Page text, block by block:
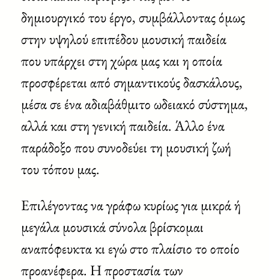
δημιουργικό του έργο, συμβάλλοντας όμως
στην υψηλού επιπέδου μουσική παιδεία
που υπάρχει στη χώρα μας και η οποία
προσφέρεται από σημαντικούς δασκάλους,
μέσα σε ένα αδιαβάθμιτο ωδειακό σύστημα,
αλλά και στη γενική παιδεία. Άλλο ένα
παράδοξο που συνοδεύει τη μουσική ζωή
του τόπου μας.
Επιλέγοντας να γράφω κυρίως για μικρά ή
μεγάλα μουσικά σύνολα βρίσκομαι
αναπόφευκτα κι εγώ στο πλαίσιο το οποίο
προανέφερα. Η προστασία των